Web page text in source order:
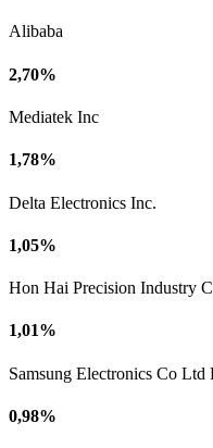
Alibaba
2,70%
Mediatek Inc
1,78%
Delta Electronics Inc.
1,05%
Hon Hai Precision Industry
1,01%
Samsung Electronics Co
0,98%